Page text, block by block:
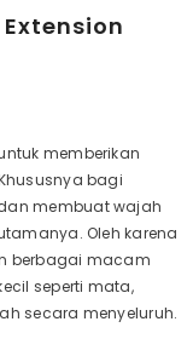
memberikan
bagi
membuat wajah
Oleh karena
berbagai macam
seperti mata,
secara menyeluruh.